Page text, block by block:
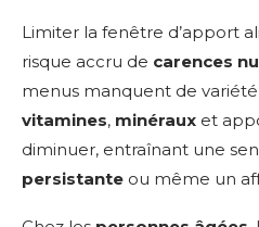
Limiter la fenêtre d’apport
risque accru de carences
menus manquent de
vitamines, minéraux et
diminuer, entraînant une
persistante ou même un